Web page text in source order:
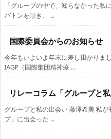
「グループの中で、知らなかった私
バトンを頂き、 ...
国際委員会からのお知らせ
今年もいよいよ年末に差し掛かりま
IAGP（国際集団精神療 ...
リレーコラム「グループと
グループと私の出会い 藤澤希美 私
プ」に出会った ...